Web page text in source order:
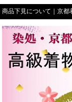
商品下見について｜京都